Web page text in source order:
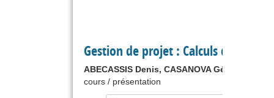
Gestion de projet : Calculs des coûts
ABECASSIS Denis, CASANOVA Gérard
cours / présentation